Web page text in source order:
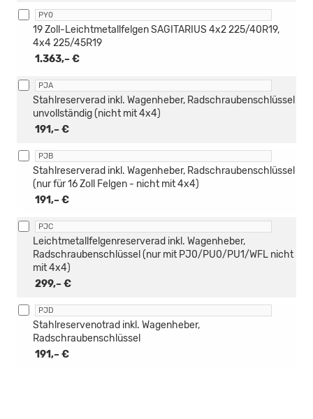
PY0
1.363,– €
19 Zoll-Leichtmetallfelgen SAGITARIUS 4x2 225/40R19,
4x4 225/45R19
PJA
191,– €
Stahlreserverad inkl. Wagenheber, Radschraubenschlüssel
unvollständig (nicht mit 4x4)
PJB
191,– €
Stahlreserverad inkl. Wagenheber, Radschraubenschlüssel
(nur für 16 Zoll Felgen - nicht mit 4x4)
PJC
299,– €
Leichtmetallfelgenreserverad inkl. Wagenheber,
Radschraubenschlüssel (nur mit PJ0/PU0/PU1/WFL nicht
mit 4x4)
PJD
191,– €
Stahlreservenotrad inkl. Wagenheber,
Radschraubenschlüssel